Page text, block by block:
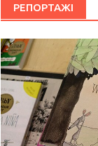
РЕПОРТАЖІ